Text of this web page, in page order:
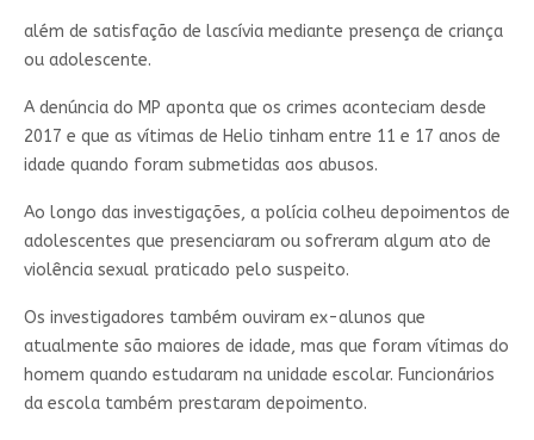
além de satisfação de lascívia mediante presença de criança
ou adolescente.
A denúncia do MP aponta que os crimes aconteciam desde
2017 e que as vítimas de Helio tinham entre 11 e 17 anos de
idade quando foram submetidas aos abusos.
Ao longo das investigações, a polícia colheu depoimentos de
adolescentes que presenciaram ou sofreram algum ato de
violência sexual praticado pelo suspeito.
Os investigadores também ouviram ex-alunos que
atualmente são maiores de idade, mas que foram vítimas do
homem quando estudaram na unidade escolar. Funcionários
da escola também prestaram depoimento.